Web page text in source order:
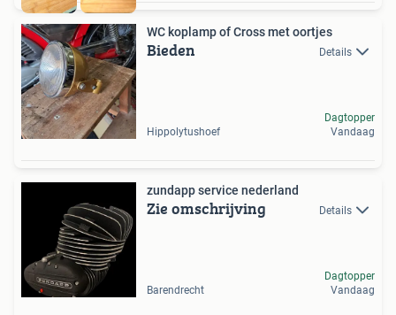
WC koplamp of Cross met oortjes
Bieden Details
Hippolytushoef
Dagtopper
Vandaag
zundapp service nederland
Zie omschrijving Details
Barendrecht
Dagtopper
Vandaag